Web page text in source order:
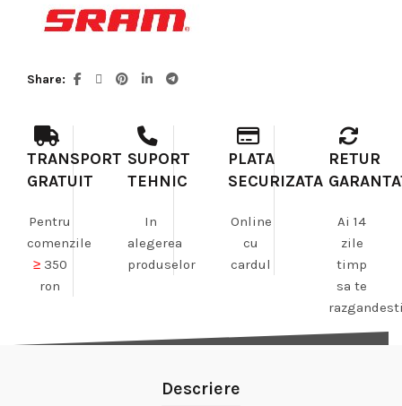
Share
TRANSPORT
GRATUIT
Pentru
comenzile
≥350
ron
SUPORT
TEHNIC
In
alegerea
produselor
PLATA
SECURIZATA
Online
cu
cardul
RETUR
Ai 14
zile
timp
sa te
Descriere